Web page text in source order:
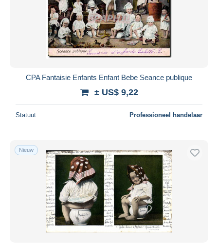
CPA Fantaisie Enfants Enfant Bebe Seance publique
± US$ 9,22
Statuut Professioneel handelaar
Nieuw